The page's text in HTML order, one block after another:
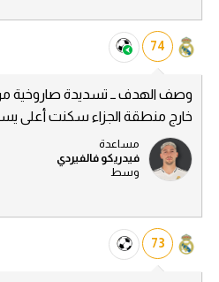
74
وصف الهدف ــ تسديدة صاروخية
خارج منطقة الجزاء سكنت أعلى
مساعدة
فيدريكو فالفيردي
وسط
73